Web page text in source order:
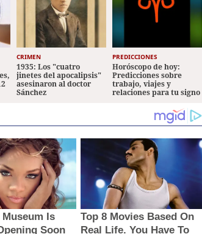
CRIMEN
1935: Los "cuatro
jinetes del apocalipsis"
asesinaron al doctor
Sánchez
PREDICCIONES
Horóscopo de hoy:
Predicciones sobre
trabajo, viajes y
relaciones para tu signo
Is
Soon
Top 8 Movies Based On
Real Life. You Have To